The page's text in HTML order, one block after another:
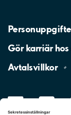
Gör karriär hos
Avtalsvillkor